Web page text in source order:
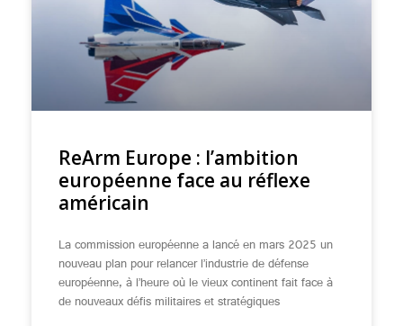
ReArm Europe : l’ambition
européenne face au réflexe
américain
La commission européenne a lancé en mars 2025 un
nouveau plan pour relancer l’industrie de défense
européenne, à l’heure où le vieux continent fait face à
de nouveaux défis militaires et stratégiques